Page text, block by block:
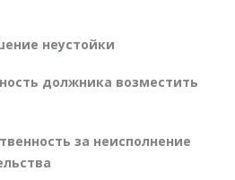
неустойки
должника возместить
за неисполнение